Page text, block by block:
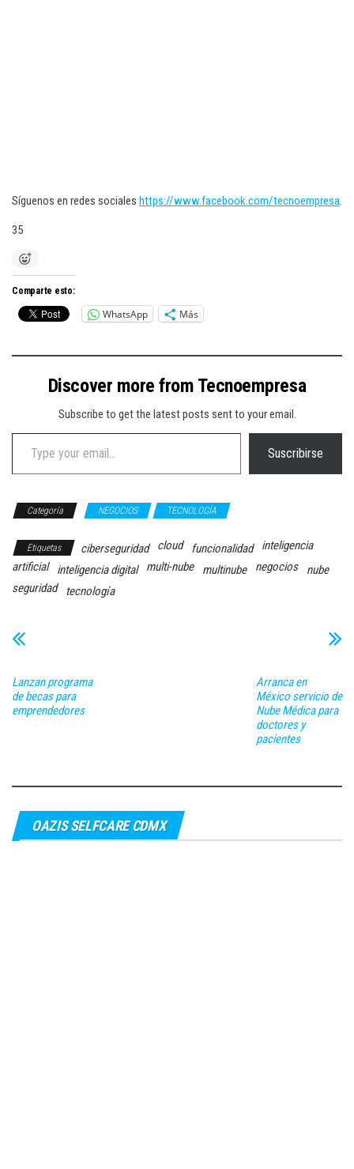
Síguenos en redes sociales https://www.facebook.com/tecnoempresa.
35
Comparte esto:
WhatsApp Más
Discover more from Tecnoempresa
Subscribe to get the latest posts sent to your email.
Type your email…
Suscribirse
Categoría NEGOCIOS TECNOLOGÍA
Etiquetas ciberseguridad cloud funcionalidad
inteligencia
artificial
inteligencia digital multi-nube multinube negocios
nube
seguridad
tecnología
Lanzan programa
de becas para
emprendedores
Arranca en
México servicio de
Nube Médica para
doctores y
pacientes
OAZIS SELFCARE CDMX